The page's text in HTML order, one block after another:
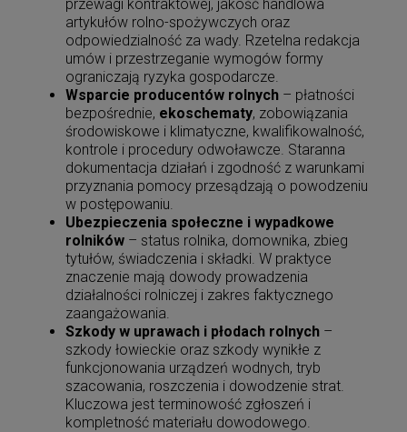
Aplikacja sędziowska i prokuratorska. Akty
prawne na egzamin wstępny 2026
208,05 zł
Cena regularna: 219,00 zł
Najniższa cena:219,00 zł
DO KOSZYKA
przewagi kontraktowej, jakość handlowa
artykułów rolno-spożywczych oraz
odpowiedzialność za wady. Rzetelna redakcja
umów i przestrzeganie wymogów formy
ograniczają ryzyka gospodarcze.
Wsparcie producentów rolnych – płatności
bezpośrednie, ekoschematy, zobowiązania
środowiskowe i klimatyczne, kwalifikowalność,
kontrole i procedury odwoławcze. Staranna
dokumentacja działań i zgodność z warunkami
przyznania pomocy przesądzają o powodzeniu
w postępowaniu.
Ubezpieczenia społeczne i wypadkowe
rolników – status rolnika, domownika, zbieg
tytułów, świadczenia i składki. W praktyce
znaczenie mają dowody prowadzenia
działalności rolniczej i zakres faktycznego
zaangażowania.
Szkody w uprawach i płodach rolnych –
szkody łowieckie oraz szkody wynikłe z
funkcjonowania urządzeń wodnych, tryb
szacowania, roszczenia i dowodzenie strat.
Kluczowa jest terminowość zgłoszeń i
kompletność materiału dowodowego.